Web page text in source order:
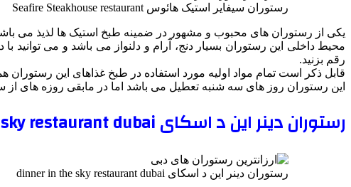
رستوران سیفایر استیک هائوس Seafire Steakhouse restaurant
یکی از رستوران های محبوب و مشهور در ضمینه طبخ استیک ها لذیذ می
محیط داخلی این رستوران بسیار دنج، آرام و دلنواز می باشد و می
رقم بزنید.
قابل ذکر است تمام مواد اولیه مورد استفاده در طبخ غذاهای این رستوران
این رستوران روز های سه شنبه تعطیل می باشد اما در مابقی روزه های از ساعت 12 ظهر الی 10 شب باز
رستوران دینر این د اسکای dinner in the sky restaurant dubai
رستوران دینر این د اسکای dinner in the sky restaurant dubai